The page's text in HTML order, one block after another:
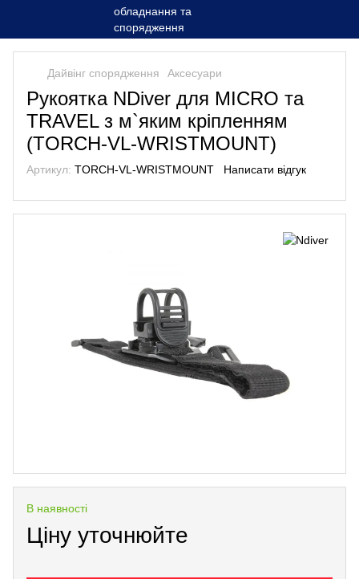
Дайвінг спорядження Аксесуари
Рукоятка NDiver для MICRO та
TRAVEL з м`яким кріпленням
(TORCH-VL-WRISTMOUNT)
Артикул: TORCH-VL-WRISTMOUNT Написати відгук
В наявності
Ціну уточнюйте